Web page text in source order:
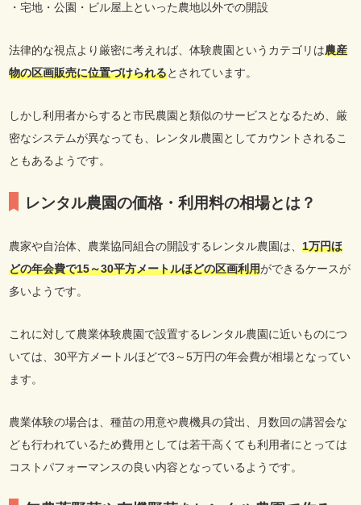
・宅地・公園・ビル屋上といった農地以外での開設
法律的な視点より厳密に考えれば、体験農園というカテゴリは農産
物の区画販売に位置づけられるとされています。
しかし利用者からすると市民農園と類似のサービスとなるため、厳
密なシステムが異なっても、レンタル農園としてカウントされるこ
ともあるようです。
レンタル農園の価格・利用料の相場とは？
農家や自治体、農業協同組合の開設するレンタル農園は、1万円ほ
どの年会費で15～30平方メートルほどの区画利用ができるケースが
多いようです。
これに対して農業体験農園で設置するレンタル農園に近いものにつ
いては、30平方メートルほどで3～5万円の年会費が相場となってい
ます。
農業体験の場合は、種苗の用意や農機具の貸出、月数回の講習会な
ども行われているため費用としては若干高くても利用者にとっては
コストパフォーマンスの良い内容となっているようです。